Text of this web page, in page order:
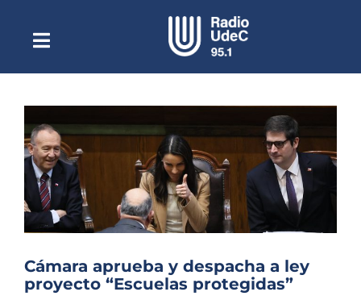
contenidoToggle
NavigationEscuchar Radio UdeC en vivo
Quiénes Somos
Programación
Podcast
Noticias
Columnas
Cámara aprueba y despacha a ley
proyecto “Escuelas protegidas”